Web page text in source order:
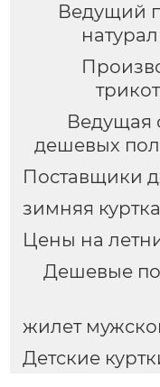
Ведущий
Ведущая
дешевых
Поставщики
зимняя куртка
Цены на
Дешевые
жилет
Детские